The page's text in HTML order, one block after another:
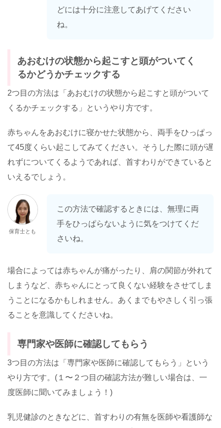
どには十分に注意してあげてください
ね。
あおむけの状態から起こすと頭がついてく
るかどうかチェックする
2つ目の方法は「あおむけの状態から起こすと頭がついて
くるかチェックする」というやり方です。
赤ちゃんをあおむけに寝かせた状態から、両手をひっぱっ
て45度くらい起こしてみてください。そうした際に頭が遅
れずについてくるようであれば、首すわりができていると
いえるでしょう。
保育士とも
この方法で確認するときには、無理に両
手をひっぱらないように気をつけてくだ
さいね。
場合によっては赤ちゃんが痛がったり、肩の関節が外れて
しまうなど、赤ちゃんにとって良くない経験をさせてしま
うことになるかもしれません。あくまでもやさしく引っ張
ることを意識してくださいね。
専門家や医師に確認してもらう
3つ目の方法は「専門家や医師に確認してもらう」という
やり方です。(１〜２つ目の確認方法が難しい場合は、一
度医師に聞いてみましょう！)
乳児健診のときなどに、首すわりの有無を医師や看護師な